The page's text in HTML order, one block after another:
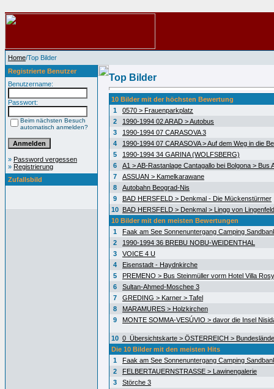
Home/Top Bilder
Registrierte Benutzer
Benutzername:
Passwort:
Beim nächsten Besuch
automatisch anmelden?
» Password vergessen
» Registrierung
Zufallsbild
Top Bilder
10 Bilder mit der höchsten Bewertung
1
0570 > Frauenparkplatz
2
1990-1994 02 ARAD > Autobus
3
1990-1994 07 CARASOVA 3
4
1990-1994 07 CARASOVA > Auf dem Weg in die
5
1990-1994 34 GARINA (WOLFSBERG)
6
A1 > AB-Rastanlage Cantagallo bei Bolgona > Bus
7
ASSUAN > Kamelkarawane
8
Autobahn Beograd-Nis
9
BAD HERSFELD > Denkmal - Die Mückenstürmer
10 BAD HERSFELD > Denkmal > Lingg von Lingenfeld
10 Bilder mit den meisten Bewertungen
1
Faak am See Sonnenuntergang Camping
2
1990-1994 36 BREBU NOBU-WEIDENTHAL
3
VOICE 4 U
4
Eisenstadt - Haydnkirche
5
PREMENO > Bus Steinmüller vorm Hotel Villa Rosy
6
Sultan-Ahmed-Moschee 3
7
GREDING > Karner > Tafel
8
MARAMURES > Holzkirchen
9
MONTE SOMMA-VESÚVIO > davor die Insel
10 0_Übersichtskarte > ÖSTERREICH >
Die 10 Bilder mit den meisten Hits
1
Faak am See Sonnenuntergang Camping
2
FELBERTAUERNSTRASSE > Lawinengalerie
3
Störche 3